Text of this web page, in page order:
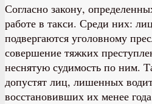
Согласно закону,
работе в такси. Среди них:
подвергаются уголовному
совершение тяжких
неснятую судимость по ним.
допустят лиц, лишенных
восстановивших их менее